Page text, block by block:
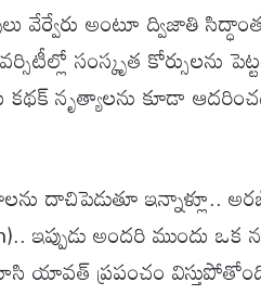
వేర్వేరు అంటూ ద్విజాతి
సంస్కృత కోర్సులను
కథక్ నృత్యాలను కూడా
దాచిపెడుతూ ఇన్నాళ్లూ..
ఇప్పుడు అందరి ముందు
యావత్ ప్రపంచం